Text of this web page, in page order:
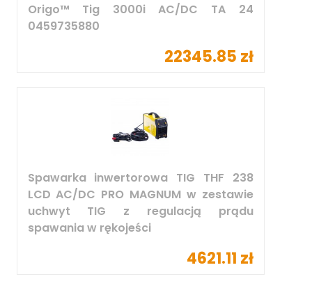
Origo™ Tig 3000i AC/DC TA 24
0459735880
22345.85 zł
Spawarka inwertorowa TIG THF 238
LCD AC/DC PRO MAGNUM w zestawie
uchwyt TIG z regulacją prądu
spawania w rękojeści
4621.11 zł